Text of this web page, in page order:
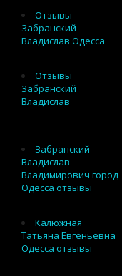
Отзывы
Забранский
Владислав Одесса
Отзывы
Забранский
Владислав
Забранский
Владислав
Владимирович город
Одесса отзывы
Калюжная
Татьяна Евгеньевна
Одесса отзывы